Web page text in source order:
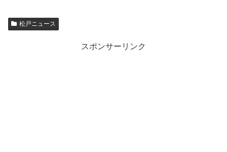
松戸ニュース
スポンサーリンク